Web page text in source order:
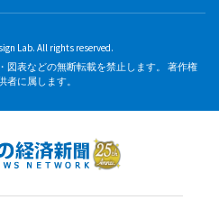
Lab. All rights reserved.
図表などの無断転載を禁止します。 著作権
に属します。